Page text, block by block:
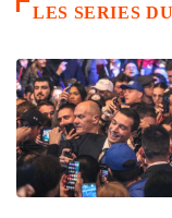
LES SERIES